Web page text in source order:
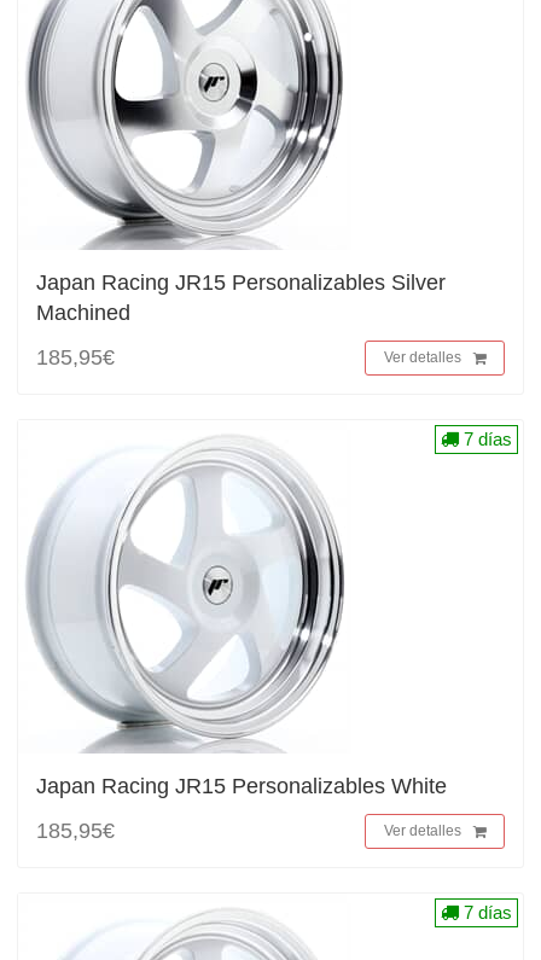
Japan Racing JR15 Personalizables Silver
Machined
185,95€
Ver detalles
Japan Racing JR15 Personalizables White
185,95€
Ver detalles
7 días
7 días